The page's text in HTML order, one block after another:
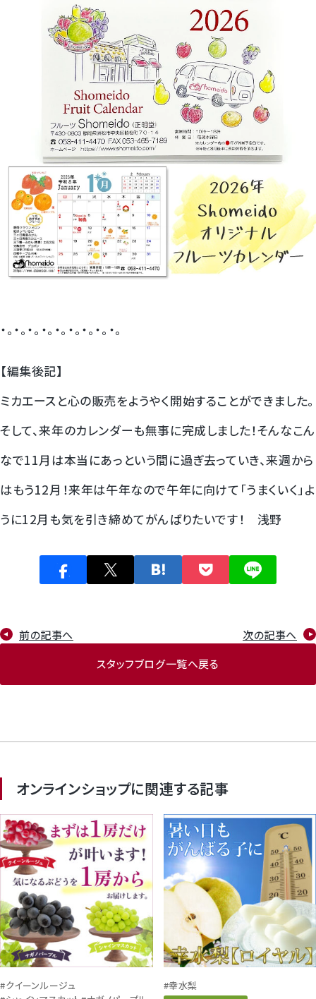
・。・。・。・。・。・。・。・。・。
【編集後記】
ミカエースと心の販売をようやく開始することができました。
そして、来年のカレンダーも無事に完成しました！そんなこん
なで11月は本当にあっという間に過ぎ去っていき、来週から
はもう12月！来年は午年なので午年に向けて「うまくいく」よ
うに12月も気を引き締めてがんばりたいです！ 浅野
前の記事へ
スタッフブログ一覧へ戻る
次の記事へ
オンラインショップに関連する記事
#クイーンルージュ
#幸水梨